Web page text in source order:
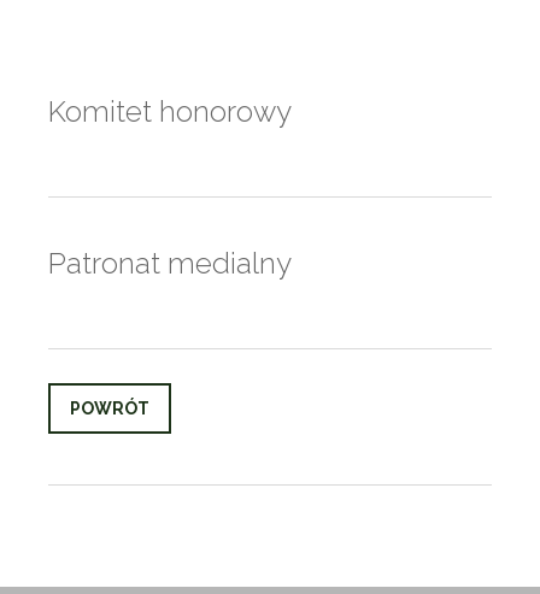
Komitet honorowy
Patronat medialny
POWRÓT